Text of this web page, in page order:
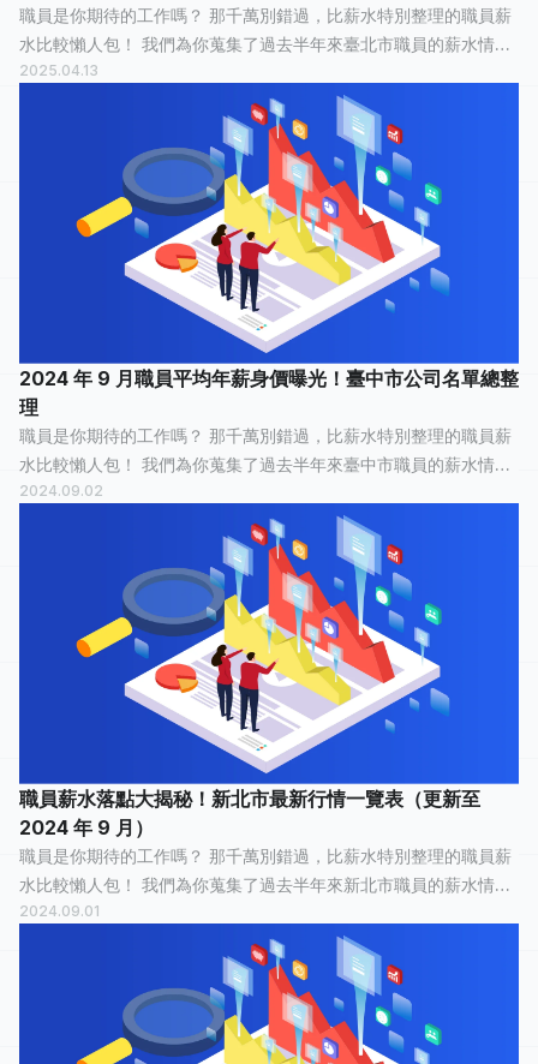
職員是你期待的工作嗎？ 那千萬別錯過，比薪水特別整理的職員薪
水比較懶人包！ 我們為你蒐集了過去半年來臺北市職員的薪水情
報，有 46 人分享他們最真實的工作經歷，有 19 人認為這份工作「
2025.04.13
2024 年 9 月職員平均年薪身價曝光！臺中市公司名單總整
理
職員是你期待的工作嗎？ 那千萬別錯過，比薪水特別整理的職員薪
水比較懶人包！ 我們為你蒐集了過去半年來臺中市職員的薪水情
報，有 4 人分享他們最真實的工作經歷，有 3 人認為這份工作「
2024.09.02
職員薪水落點大揭秘！新北市最新行情一覽表（更新至
2024 年 9 月）
職員是你期待的工作嗎？ 那千萬別錯過，比薪水特別整理的職員薪
水比較懶人包！ 我們為你蒐集了過去半年來新北市職員的薪水情
報，有 2 人分享他們最真實的工作經歷，有 1 人認為這份工作「 想
2024.09.01